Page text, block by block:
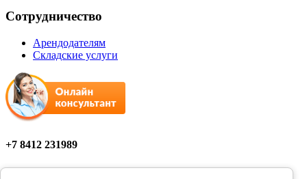
Сотрудничество
Арендодателям
Складские услуги
+7 8412 231989
Мы в соцсетях